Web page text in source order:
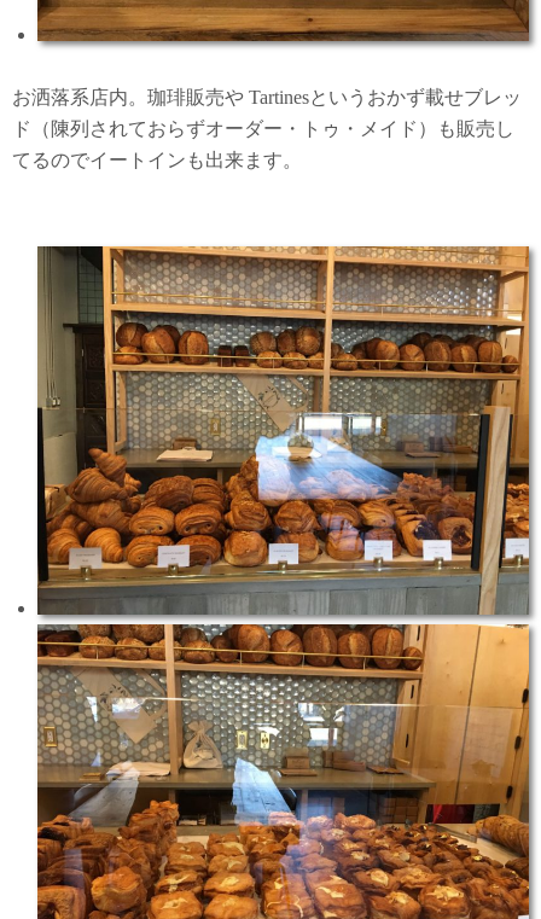
お洒落系店内。珈琲販売や Tartinesというおかず載せブレッ
ド（陳列されておらずオーダー・トゥ・メイド）も販売し
てるのでイートインも出来ます。